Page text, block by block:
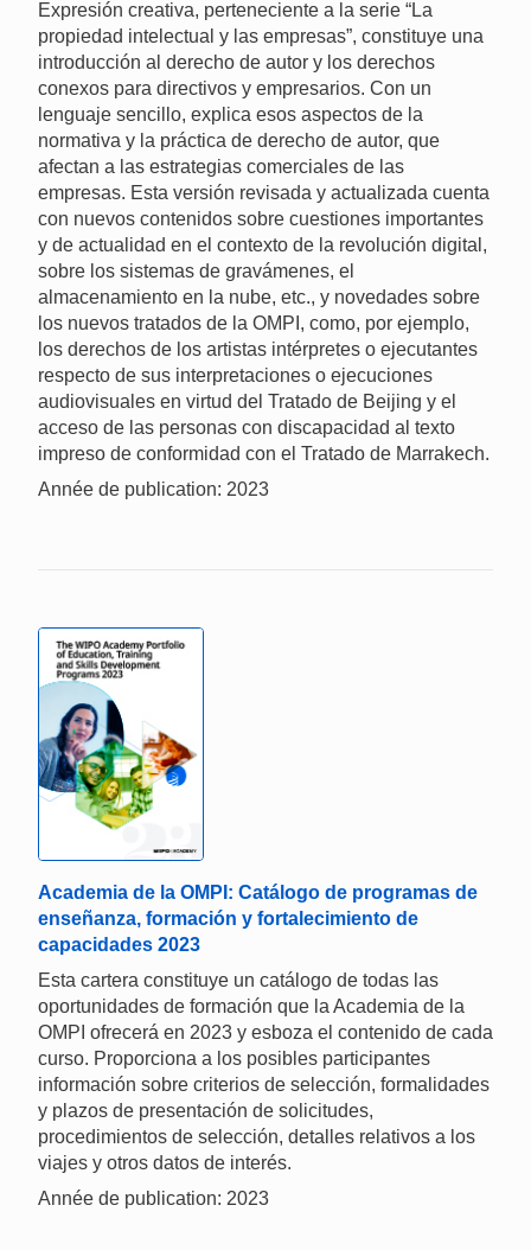
Expresión creativa, perteneciente a la serie “La
propiedad intelectual y las empresas”, constituye una
introducción al derecho de autor y los derechos
conexos para directivos y empresarios. Con un
lenguaje sencillo, explica esos aspectos de la
normativa y la práctica de derecho de autor, que
afectan a las estrategias comerciales de las
empresas. Esta versión revisada y actualizada cuenta
con nuevos contenidos sobre cuestiones importantes
y de actualidad en el contexto de la revolución digital,
sobre los sistemas de gravámenes, el
almacenamiento en la nube, etc., y novedades sobre
los nuevos tratados de la OMPI, como, por ejemplo,
los derechos de los artistas intérpretes o ejecutantes
respecto de sus interpretaciones o ejecuciones
audiovisuales en virtud del Tratado de Beijing y el
acceso de las personas con discapacidad al texto
impreso de conformidad con el Tratado de Marrakech.
Année de publication: 2023
Academia de la OMPI: Catálogo de programas de
enseñanza, formación y fortalecimiento de
capacidades 2023
Esta cartera constituye un catálogo de todas las
oportunidades de formación que la Academia de la
OMPI ofrecerá en 2023 y esboza el contenido de cada
curso. Proporciona a los posibles participantes
información sobre criterios de selección, formalidades
y plazos de presentación de solicitudes,
procedimientos de selección, detalles relativos a los
viajes y otros datos de interés.
Année de publication: 2023